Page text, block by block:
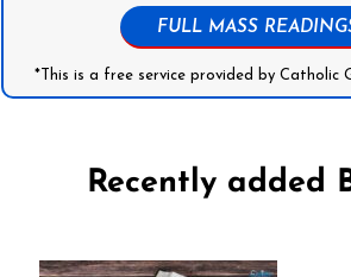
FULL MASS
*This is a free service provided by Catholic
Recently added